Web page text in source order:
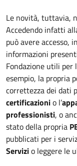
Le novità, tuttavia,
Accedendo infatti
può avere accesso,
informazioni
Fondazione utili per
esempio, la propria
correttezza dei dati
certificazionio l’
professionisti, o
stato della propria
pubblicati per i
Servizio leggere le